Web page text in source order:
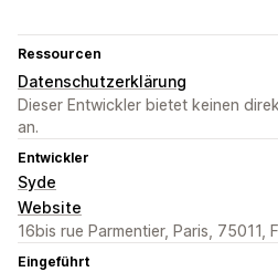
Ressourcen
Datenschutzerklärung
Dieser Entwickler bietet keinen
an.
Entwickler
Syde
Website
16bis rue Parmentier, Paris, 75011,
Eingeführt